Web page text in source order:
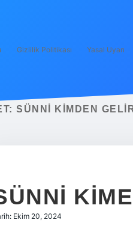
Gizlilik Politikası Yasal Uyarı
SÜNNI KIMDEN
Ekim 20, 2024